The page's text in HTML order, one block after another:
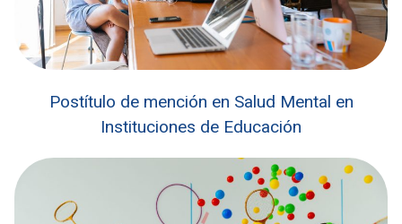
Postítulo de mención en Salud Mental en
Instituciones de Educación